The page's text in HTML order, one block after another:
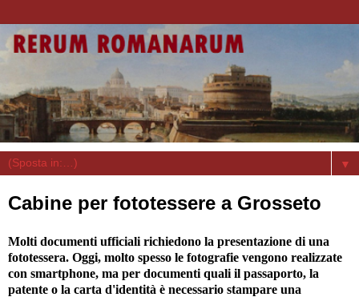
▼
Cabine per fototessere a Grosseto
Molti documenti ufficiali richiedono la presentazione di una
fototessera. Oggi, molto spesso le fotografie vengono realizzate
con smartphone, ma per documenti quali il passaporto, la
patente o la carta d'identità è necessario stampare una